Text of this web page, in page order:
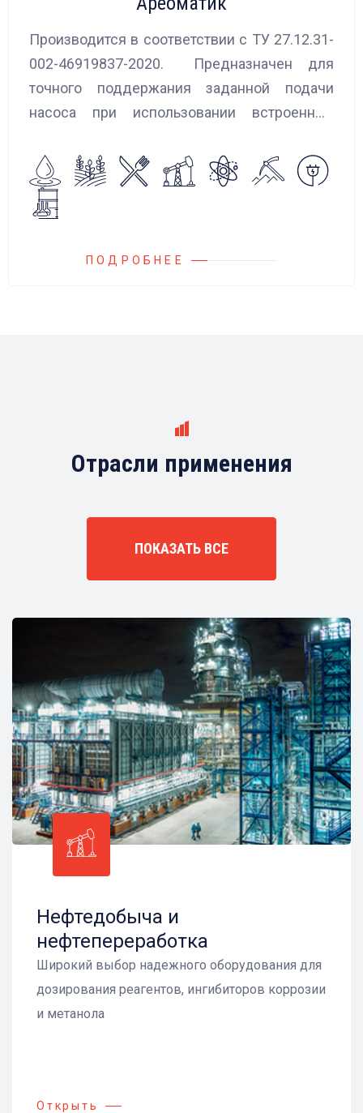
Производится в соответствии с ТУ 27.12.31-
002-46919837-2020. Предназначен для
точного поддержания заданной подачи
насоса при использовании встроенных
Блок управления Ареоматик совместим с
любыми насосами российских и
иностранных производителей.
ПОДРОБНЕЕ
Отрасли применения
ПОКАЗАТЬ ВСЕ
Нефтедобыча и
нефтепереработка
Широкий выбор надежного оборудования для
дозирования реагентов, ингибиторов коррозии
и метанола
Открыть